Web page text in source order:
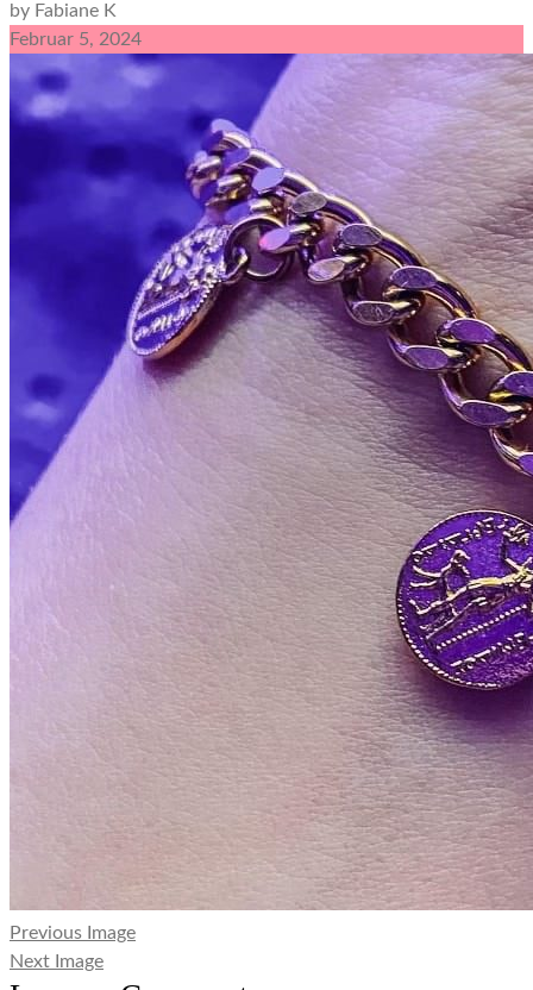
by Fabiane K
Februar 5, 2024
Previous Image
Next Image